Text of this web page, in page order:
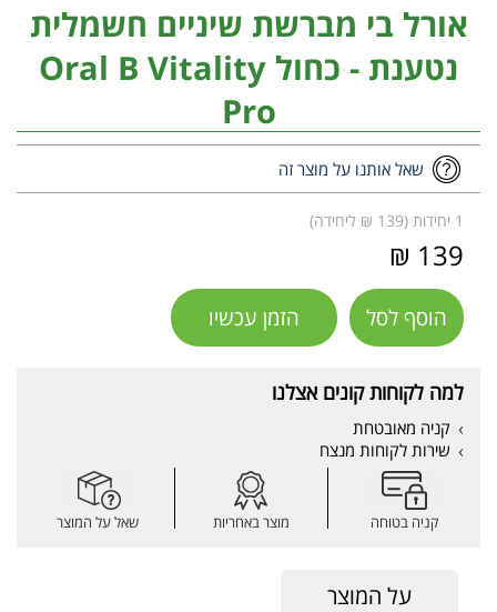
אורל בי מברשת שיניים חשמלית
נטענת - כחול Oral B Vitality
Pro
שאל אותנו על מוצר זה
1 יחידות (139 ₪ ליחידה)
139 ₪
הוסף לסל הזמן עכשיו
למה לקוחות קונים אצלנו
קניה מאובטחת
שירות לקוחות מנצח
קניה בטוחה מוצר באחריות שאל על המוצר
על המוצר